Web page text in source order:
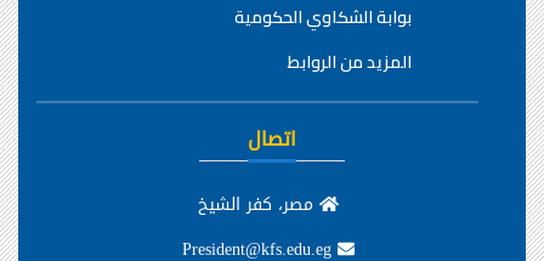
بوابة الشكاوي الحكومية
المزيد من الروابط
اتصال
مصر، كفر الشيخ